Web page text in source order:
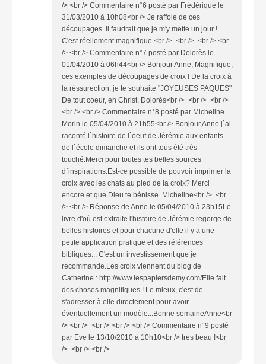
/> <br /> Commentaire n°6 posté par Frédérique le
31/03/2010 à 10h08<br /> Je raffole de ces
découpages. Il faudrait que je m'y mette un jour !
C'est réellement magnifique.<br /> <br /> <br /> <br
/> <br /> Commentaire n°7 posté par Dolorès le
01/04/2010 à 06h44<br /> Bonjour Anne, Magnifique,
ces exemples de découpages de croix ! De la croix à
la réssurection, je te souhaite "JOYEUSES PAQUES"
De tout coeur, en Christ, Dolorès<br /> <br /> <br />
<br /> <br /> Commentaire n°8 posté par Micheline
Morin le 05/04/2010 à 21h55<br /> Bonjour,Anne j`ai
raconté l`histoire de l`oeuf de Jérémie aux enfants
de l`école dimanche et ils ont tous été très
touché.Merci pour toutes tes belles sources
d`inspirations.Est-ce possible de pouvoir imprimer la
croix avec les chats au pied de la croix? Merci
encore et que Dieu te bénisse. Micheline<br /> <br
/> <br /> Réponse de Anne le 05/04/2010 à 23h15Le
livre d'où est extraite l'histoire de Jérémie regorge de
belles histoires et pour chacune d'elle il y a une
petite application pratique et des références
bibliques... C'est un investissement que je
recommande.Les croix viennent du blog de
Catherine : http://www.lespapiersdemy.com/Elle fait
des choses magnifiques ! Le mieux, c'est de
s'adresser à elle directement pour avoir
éventuellement un modèle...Bonne semaineAnne<br
/> <br /> <br /> <br /> <br /> Commentaire n°9 posté
par Eve le 13/10/2010 à 10h10<br /> très beau !<br
/> <br /> <br />